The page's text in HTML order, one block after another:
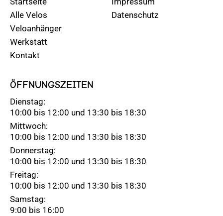
Alle Velos
Veloanhänger
Werkstatt
Kontakt
Datenschutz
ÖFFNUNGSZEITEN
Dienstag:
10:00 bis 12:00 und 13:30 bis 18:30
Mittwoch:
10:00 bis 12:00 und 13:30 bis 18:30
Donnerstag:
10:00 bis 12:00 und 13:30 bis 18:30
Freitag:
10:00 bis 12:00 und 13:30 bis 18:30
Samstag:
9:00 bis 16:00